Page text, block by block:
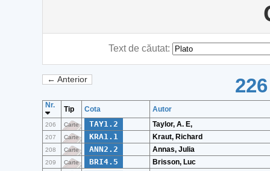
Text de căutat:
← Anterior
Nr. Tip Cota Autor
206 Carte TAY1.2 Taylor, A. E,
207 Carte KRA1.1 Kraut, Richard
208 Carte ANN2.2 Annas, Julia
209 Carte BRI4.5 Brisson, Luc